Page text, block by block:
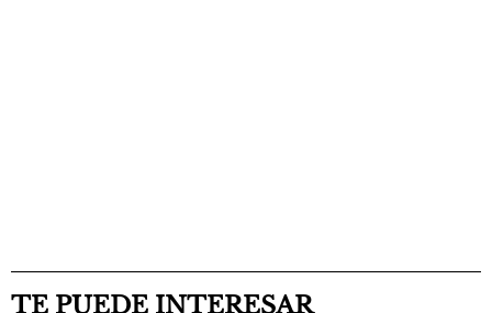
TE PUEDE INTERESAR